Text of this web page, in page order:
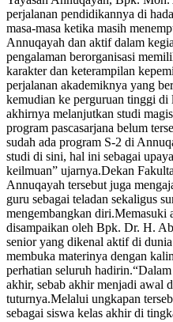
perjalanan pendidikannya di
masa-masa ketika masih
Annuqayah dan aktif dalam
pengalaman berorganisasi
karakter dan keterampilan
perjalanan akademiknya yang
kemudian ke perguruan tinggi
akhirnya melanjutkan studi
program pascasarjana belum
sudah ada program S-2 di
studi di sini, hal ini sebagai
keilmuan” ujarnya.Dekan
Annuqayah tersebut juga
guru sebagai teladan sekaligus
mengembangkan diri.Memasuki
disampaikan oleh Bpk. Dr. H.
senior yang dikenal aktif di
membuka materinya dengan
perhatian seluruh
akhir, sebab akhir menjadi awal
tuturnya.Melalui ungkapan
sebagai siswa kelas akhir di